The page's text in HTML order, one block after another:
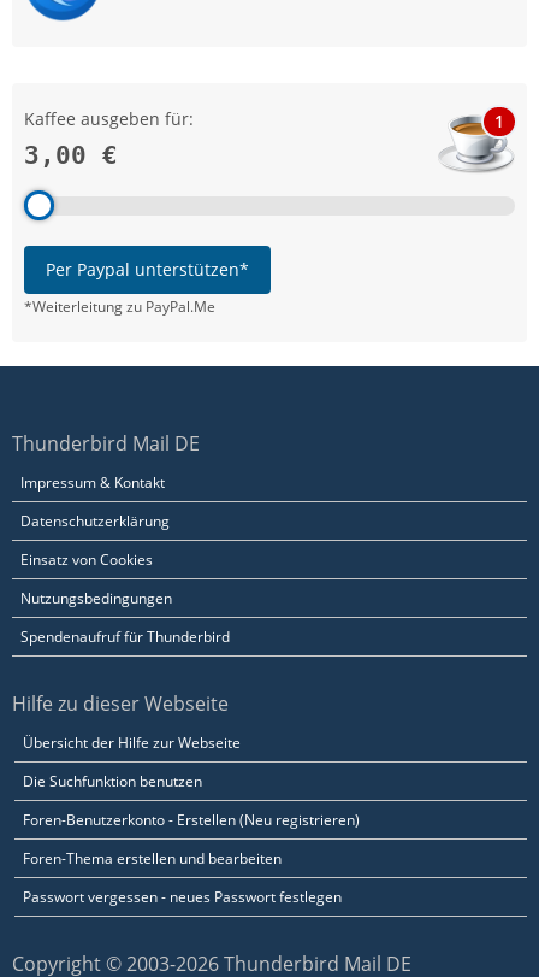
Kaffee ausgeben für:
3,00 €
1
Per Paypal unterstützen*
*Weiterleitung zu PayPal.Me
Thunderbird Mail DE
Impressum & Kontakt
Datenschutzerklärung
Einsatz von Cookies
Nutzungsbedingungen
Spendenaufruf für Thunderbird
Hilfe zu dieser Webseite
Übersicht der Hilfe zur Webseite
Die Suchfunktion benutzen
Foren-Benutzerkonto - Erstellen (Neu registrieren)
Foren-Thema erstellen und bearbeiten
Passwort vergessen - neues Passwort festlegen
Copyright © 2003-2026 Thunderbird Mail DE